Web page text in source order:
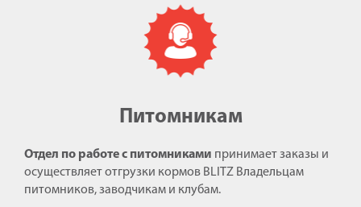
Питомникам
Отдел по работе с питомниками принимает заказы и
осуществляет отгрузки кормов BLITZ Владельцам
питомников, заводчикам и клубам.